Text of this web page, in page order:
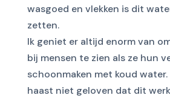
wasgoed en vlekken is dit
zetten.
Ik geniet er altijd enorm van
bij mensen te zien als ze hun
schoonmaken met koud
haast niet geloven dat dit